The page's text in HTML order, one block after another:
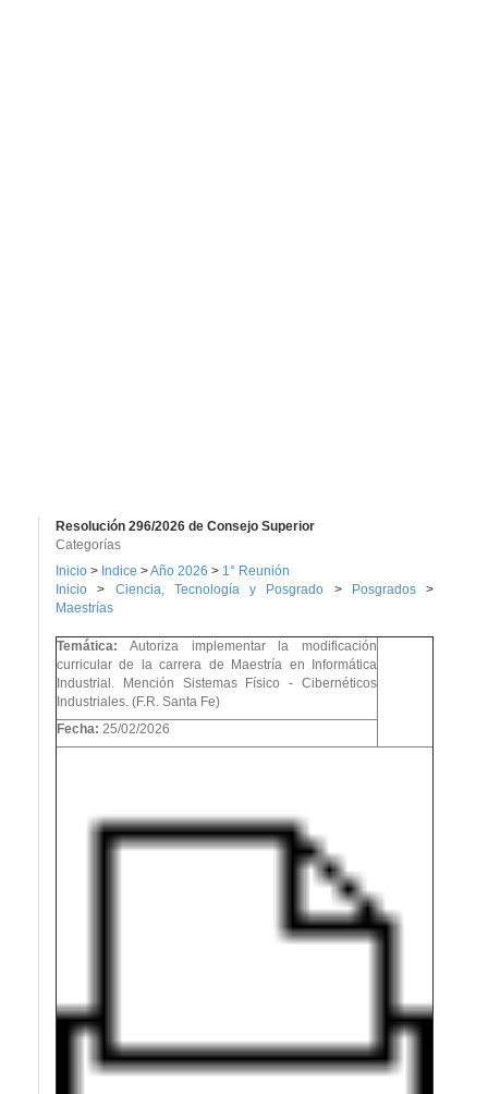
Resolución 296/2026 de Consejo Superior
Categorías
Inicio > Indice >Año 2026 > 1° Reunión
Inicio > Ciencia, Tecnología y Posgrado > Posgrados>
Maestrías
Temática: Autoriza implementar la modificación
curricular de la carrera de Maestría en Informática
Industrial. Mención Sistemas Físico - Cibernéticos
Industriales. (F.R. Santa Fe)
Fecha: 25/02/2026